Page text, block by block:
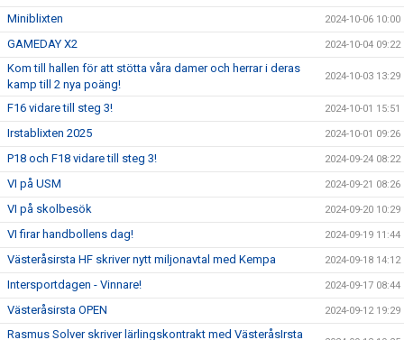
Miniblixten 2024-10-06 10:00
GAMEDAY X2 2024-10-04 09:22
Kom till hallen för att stötta våra damer och herrar i deras
kamp till 2 nya poäng!
2024-10-03 13:29
F16 vidare till steg 3! 2024-10-01 15:51
Irstablixten 2025 2024-10-01 09:26
P18 och F18 vidare till steg 3! 2024-09-24 08:22
VI på USM 2024-09-21 08:26
VI på skolbesök 2024-09-20 10:29
VI firar handbollens dag! 2024-09-19 11:44
Västeråsirsta HF skriver nytt miljonavtal med Kempa 2024-09-18 14:12
Intersportdagen - Vinnare! 2024-09-17 08:44
Västeråsirsta OPEN 2024-09-12 19:29
Rasmus Solver skriver lärlingskontrakt med VästeråsIrsta